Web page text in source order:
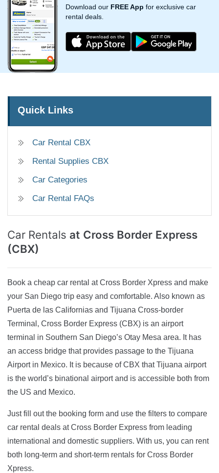
Download our FREE App for exclusive car
rental deals.
Quick Links
Car Rental CBX
Rental Supplies CBX
Car Categories
Car Rental FAQs
Car Rentals at Cross Border Express
(CBX)
Book a cheap car rental at Cross Border Xpress and make
your San Diego trip easy and comfortable. Also known as
Puerta de las Californias and Tijuana Cross-border
Terminal, Cross Border Express (CBX) is an airport
terminal in Southern San Diego’s Otay Mesa area. It has
an access bridge that provides passage to the Tijuana
Airport in Mexico. It is because of CBX that Tijuana airport
is the world’s binational airport and is accessible both from
the US and Mexico.
Just fill out the booking form and use the filters to compare
car rental deals at Cross Border Express from leading
international and domestic suppliers. With us, you can rent
both long-term and short-term rentals for Cross Border
Xpress.